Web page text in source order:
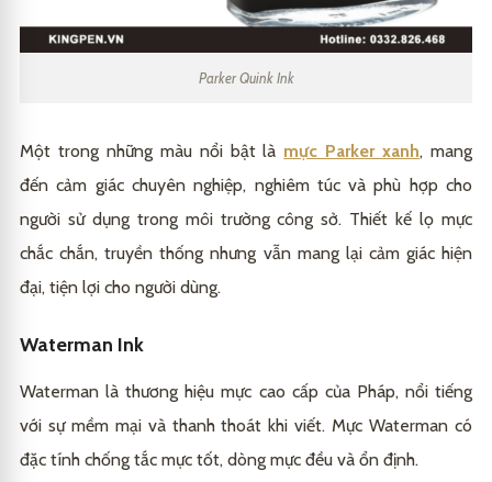
Parker Quink Ink
Một trong những màu nổi bật là mực Parker xanh, mang
đến cảm giác chuyên nghiệp, nghiêm túc và phù hợp cho
người sử dụng trong môi trường công sở. Thiết kế lọ mực
chắc chắn, truyền thống nhưng vẫn mang lại cảm giác hiện
đại, tiện lợi cho người dùng.
Waterman Ink
Waterman là thương hiệu mực cao cấp của Pháp, nổi tiếng
với sự mềm mại và thanh thoát khi viết. Mực Waterman có
đặc tính chống tắc mực tốt, dòng mực đều và ổn định.